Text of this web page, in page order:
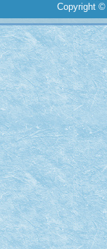
Copyright ©